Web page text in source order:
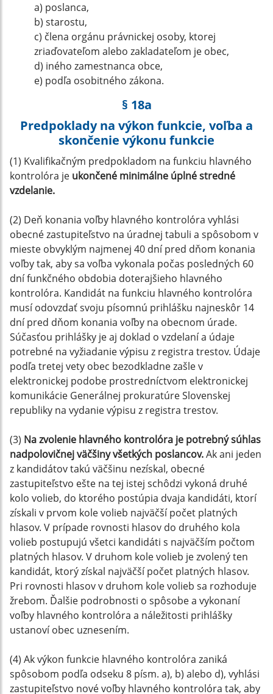
a) poslanca,
b) starostu,
c) člena orgánu právnickej osoby, ktorej
zriaďovateľom alebo zakladateľom je obec,
d) iného zamestnanca obce,
e) podľa osobitného zákona.
§ 18a
Predpoklady na výkon funkcie, voľba a
skončenie výkonu funkcie
(1) Kvalifikačným predpokladom na funkciu hlavného
kontrolóra je ukončené minimálne úplné stredné
vzdelanie.
(2) Deň konania voľby hlavného kontrolóra vyhlási
obecné zastupiteľstvo na úradnej tabuli a spôsobom v
mieste obvyklým najmenej 40 dní pred dňom konania
voľby tak, aby sa voľba vykonala počas posledných 60
dní funkčného obdobia doterajšieho hlavného
kontrolóra. Kandidát na funkciu hlavného kontrolóra
musí odovzdať svoju písomnú prihlášku najneskôr 14
dní pred dňom konania voľby na obecnom úrade.
Súčasťou prihlášky je aj doklad o vzdelaní a údaje
potrebné na vyžiadanie výpisu z registra trestov. Údaje
podľa tretej vety obec bezodkladne zašle v
elektronickej podobe prostredníctvom elektronickej
komunikácie Generálnej prokuratúre Slovenskej
republiky na vydanie výpisu z registra trestov.
(3) Na zvolenie hlavného kontrolóra je potrebný súhlas
nadpolovičnej väčšiny všetkých poslancov.Ak ani jeden
z kandidátov takú väčšinu nezískal, obecné
zastupiteľstvo ešte na tej istej schôdzi vykoná druhé
kolo volieb, do ktorého postúpia dvaja kandidáti, ktorí
získali v prvom kole volieb najväčší počet platných
hlasov. V prípade rovnosti hlasov do druhého kola
volieb postupujú všetci kandidáti s najväčším počtom
platných hlasov. V druhom kole volieb je zvolený ten
kandidát, ktorý získal najväčší počet platných hlasov.
Pri rovnosti hlasov v druhom kole volieb sa rozhoduje
žrebom. Ďalšie podrobnosti o spôsobe a vykonaní
voľby hlavného kontrolóra a náležitosti prihlášky
ustanoví obec uznesením.
(4) Ak výkon funkcie hlavného kontrolóra zaniká
spôsobom podľa odseku 8 písm. a), b) alebo d), vyhlási
zastupiteľstvo nové voľby hlavného kontrolóra tak, aby